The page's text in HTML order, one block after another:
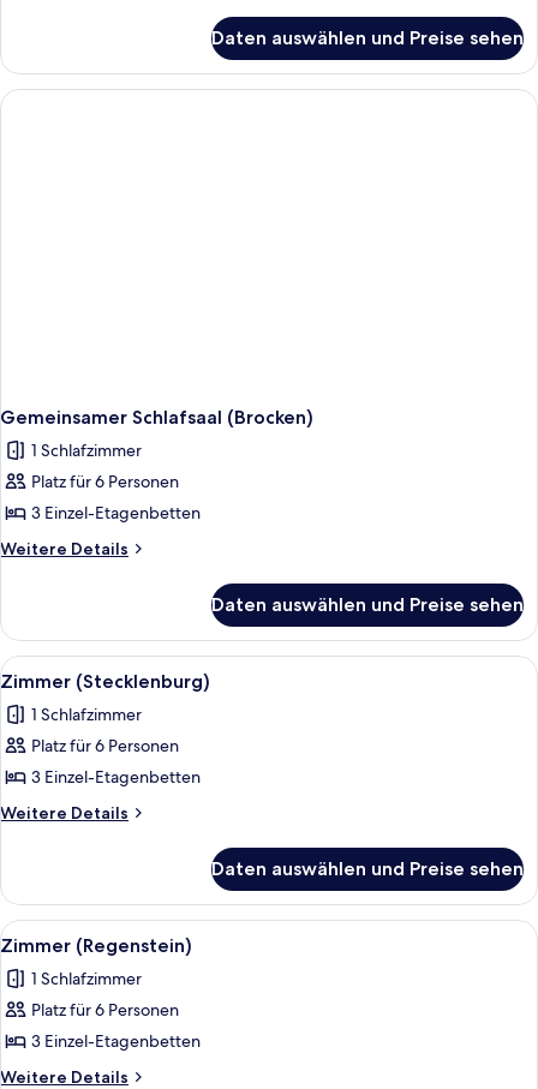
Schlafsaal
(Bodetal)
Daten auswählen und Preise sehen
Gemeinsamer Schlafsaal (Brocken)
1 Schlafzimmer
Platz für 6 Personen
3 Einzel-Etagenbetten
Weitere Details
Weitere
Schlafsaal
(Brocken)
Daten auswählen und Preise sehen
Alle
Fotos
für
Zimmer
(Stecklenburg)
anzeigen
3
Zimmer (Stecklenburg)
1 Schlafzimmer
Platz für 6 Personen
3 Einzel-Etagenbetten
Weitere Details
Weitere
(Stecklenburg)
Daten auswählen und Preise sehen
Alle
Fotos
für
Zimmer
(Regenstein)
anzeigen
3
Zimmer (Regenstein)
1 Schlafzimmer
Platz für 6 Personen
3 Einzel-Etagenbetten
Weitere Details
Weitere